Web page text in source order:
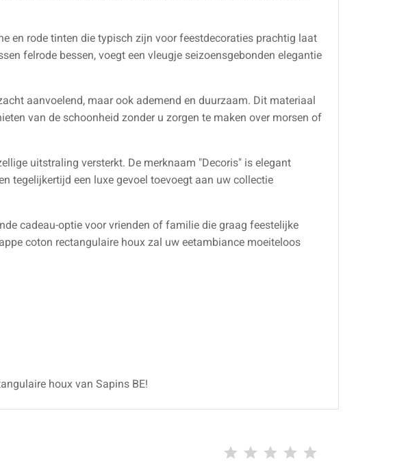
en rode tinten die typisch zijn voor feestdecoraties prachtig laat
felrode bessen, voegt een vleugje seizoensgebonden elegantie
aanvoelend, maar ook ademend en duurzaam. Dit materiaal
van de schoonheid zonder u zorgen te maken over morsen of
uitstraling versterkt. De merknaam "Decoris" is elegant
tegelijkertijd een luxe gevoel toevoegt aan uw collectie
cadeau-optie voor vrienden of familie die graag feestelijke
coton rectangulaire houx zal uw eetambiance moeiteloos
houx van Sapins BE!